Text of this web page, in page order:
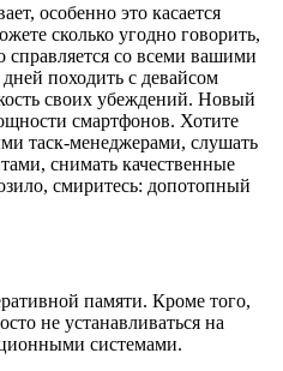
особенно это касается
сколько угодно говорить,
справляется со всеми вашими
походить с девайсом
своих убеждений. Новый
смартфонов. Хотите
таск-менеджерами, слушать
снимать качественные
смиритесь: допотопный
памяти. Кроме того,
не устанавливаться на
системами.